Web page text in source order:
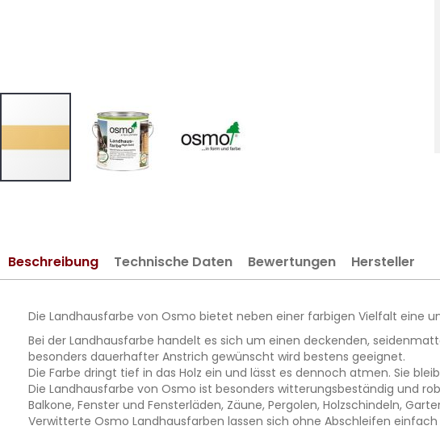
Bildergalerie
springen
Beschreibung
Die Landhausfarbe von Osmo bietet neben einer farbigen Vielfalt eine
Bei der Landhausfarbe handelt es sich um einen deckenden,
besonders dauerhafter Anstrich gewünscht wird bestens geeignet.
Die Farbe dringt tief in das Holz ein und lässt es dennoch atmen. Sie
Die Landhausfarbe von Osmo ist besonders witterungsbeständig und
Balkone, Fenster und Fensterläden, Zäune, Pergolen, Holzschindeln,
Verwitterte Osmo Landhausfarben lassen sich ohne Abschleifen
Technische Daten Bewertungen Hersteller